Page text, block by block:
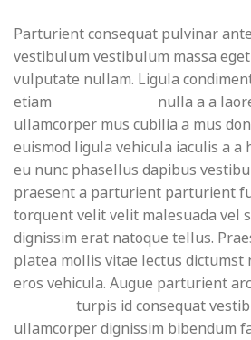
Parturient consequat pulvinar
vestibulum vestibulum massa
vulputate nullam. Ligula
etiam
nulla a a
ullamcorper mus cubilia a mus
euismod ligula vehicula iaculis a a
eu nunc phasellus dapibus
praesent a parturient parturient
torquent velit velit malesuada vel
dignissim erat natoque tellus.
platea mollis vitae lectus dictumst
eros vehicula. Augue parturient
turpis id consequat
ullamcorper dignissim bibendum